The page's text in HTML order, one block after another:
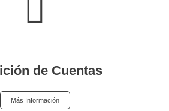
de Cuentas
Más Información